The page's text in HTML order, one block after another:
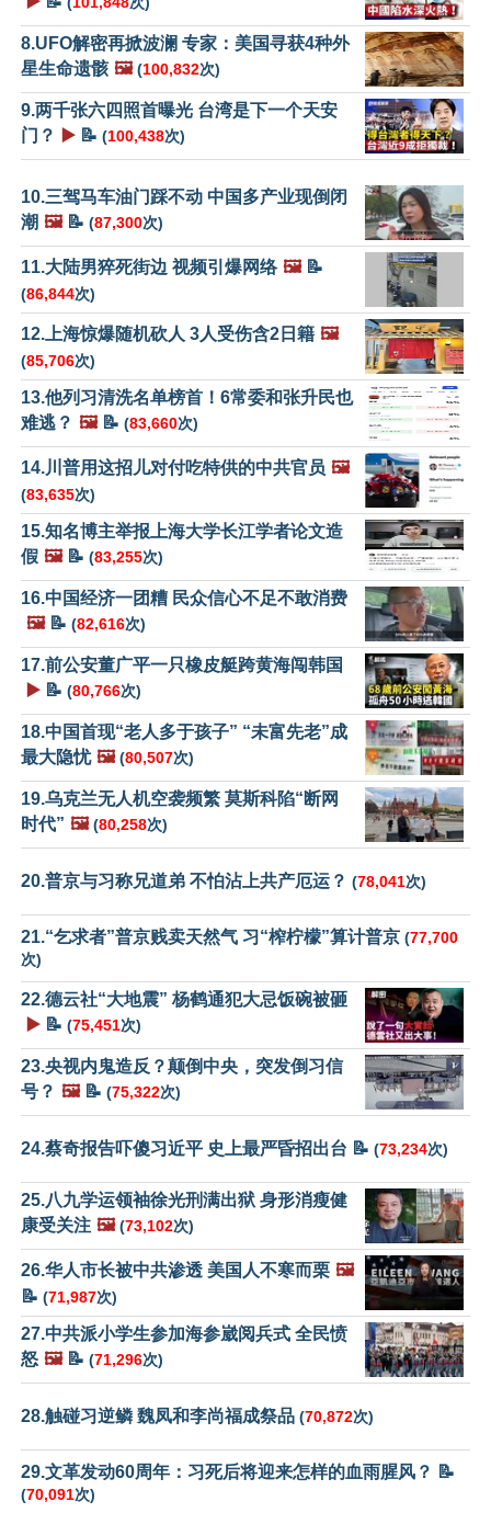
8.UFO解密再掀波澜 专家：美国寻获4种外
星生命遗骸 🖼️ (100,832次)
9.两千张六四照首曝光 台湾是下一个天安
门？
▶️ 📝 (100,438次)
10.三驾马车油门踩不动 中国多产业现倒闭
潮 🖼️📝 (87,300次)
11.大陆男猝死街边 视频引爆网络 🖼️📝
(86,844次)
12.上海惊爆随机砍人 3人受伤含2日籍 🖼️
(85,706次)
13.他列习清洗名单榜首！6常委和张升民也
难逃？ 🖼️📝 (83,660次)
14.川普用这招儿对付吃特供的中共官员 🖼️
(83,635次)
15.知名博主举报上海大学长江学者论文造
假 🖼️📝 (83,255次)
16.中国经济一团糟 民众信心不足不敢消费
🖼️📝 (82,616次)
17.前公安董广平一只橡皮艇跨黄海闯韩国
▶️ 📝 (80,766次)
18.中国首现“老人多于孩子” “未富先老”成
最大隐忧 🖼️ (80,507次)
19.乌克兰无人机空袭频繁 莫斯科陷“断网
时代” 🖼️ (80,258次)
20.普京与习称兄道弟 不怕沾上共产厄运？ (78,041次)
21.“乞求者”普京贱卖天然气 习“榨柠檬”算计普京 (77,700
次)
22.德云社“大地震” 杨鹤通犯大忌饭碗被砸
▶️ 📝 (75,451次)
23.央视内鬼造反？颠倒中央，突发倒习信
号？ 🖼️📝 (75,322次)
24.蔡奇报告吓傻习近平 史上最严昏招出台 📝 (73,234次)
25.八九学运领袖徐光刑满出狱 身形消瘦健
康受关注 🖼️ (73,102次)
26.华人市长被中共渗透 美国人不寒而栗 🖼️
📝 (71,987次)
27.中共派小学生参加海参崴阅兵式 全民愤
怒 🖼️📝 (71,296次)
28.触碰习逆鳞 魏凤和李尚福成祭品 (70,872次)
29.文革发动60周年：习死后将迎来怎样的血雨腥风？ 📝
(70,091次)